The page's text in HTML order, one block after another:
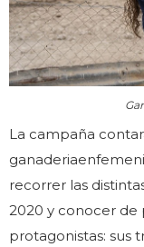
La campaña
recorrer las
2020 y conocer de
protagonistas: sus